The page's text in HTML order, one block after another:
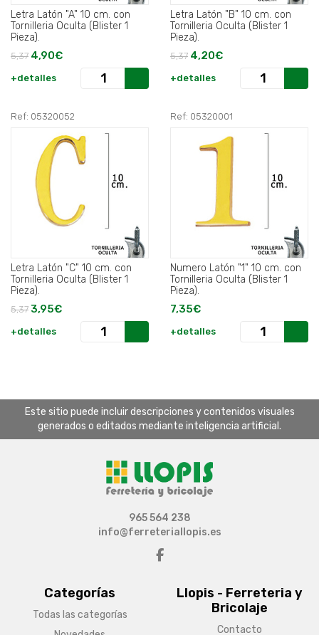
Letra Latón "A" 10 cm. con
Tornilleria Oculta (Blister 1
Pieza).
5,37 4,90€
+detalles
Letra Latón "B" 10 cm. con
Tornilleria Oculta (Blister 1
Pieza).
5,37 4,20€
+detalles
Ref: 05320052
Letra Latón "C" 10 cm. con
Tornilleria Oculta (Blister 1
Pieza).
5,37 3,95€
+detalles
Ref: 05320001
Numero Latón "1" 10 cm. con
Tornilleria Oculta (Blister 1
Pieza).
7,35€
+detalles
Este sitio puede incluir descripciones y contenidos visuales
generados o editados mediante inteligencia artificial.
Categorías
Todas las categorías
Llopis - Ferreteria y
Bricolaje
Contacto
965 564 238
info@ferreteriallopis.es